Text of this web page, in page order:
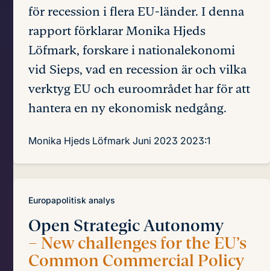
för recession i flera EU-länder. I denna
rapport förklarar Monika Hjeds
Löfmark, forskare i nationalekonomi
vid Sieps, vad en recession är och vilka
verktyg EU och euroområdet har för att
hantera en ny ekonomisk nedgång.
Monika Hjeds Löfmark Juni 2023 2023:1
Europapolitisk analys
Open Strategic Autonomy
– New challenges for the EU’s
Common Commercial Policy